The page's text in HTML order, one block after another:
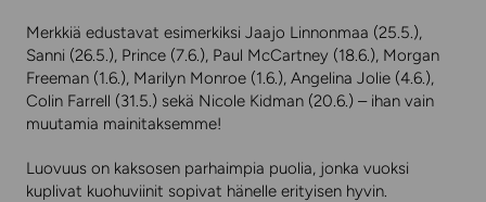
Merkkiä edustavat esimerkiksi Jaajo Linnonmaa (25.5.),
Sanni (26.5.), Prince (7.6.), Paul McCartney (18.6.), Morgan
Freeman (1.6.), Marilyn Monroe (1.6.), Angelina Jolie (4.6.),
Colin Farrell (31.5.) sekä Nicole Kidman (20.6.) – ihan vain
muutamia mainitaksemme!
Luovuus on kaksosen parhaimpia puolia, jonka vuoksi
kuplivat kuohuviinit sopivat hänelle erityisen hyvin.